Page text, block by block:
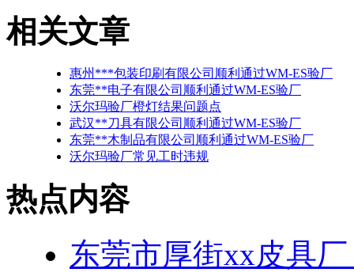
相关文章
惠州***包装印刷有限公司顺利通过WM-ES验厂
东莞**电子有限公司顺利通过WM-ES验厂
沃尔玛验厂橙灯结果问题点
武汉**刀具有限公司顺利通过WM-ES验厂
东莞**木制品有限公司顺利通过WM-ES验厂
沃尔玛验厂常见工时违规
热点内容
东莞市厚街xx皮具